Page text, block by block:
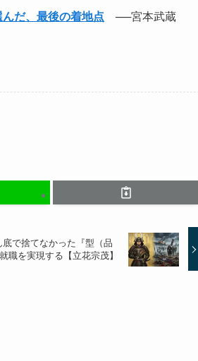
だ、最後の着地点 ──宮本武蔵
で捨てなかった『型（品
職を実現する【立花宗茂】